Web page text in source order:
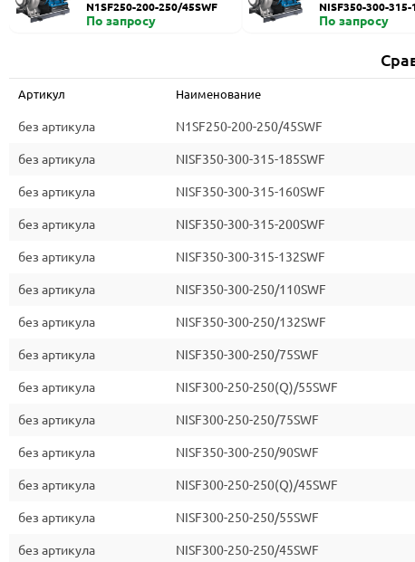
N1SF250-200-250/45SWF
По запросу
NISF350-300-315-
По запросу
Артикул Наименование
без артикула N1SF250-200-250/45SWF
без артикула NISF350-300-315-185SWF
без артикула NISF350-300-315-160SWF
без артикула NISF350-300-315-200SWF
без артикула NISF350-300-315-132SWF
без артикула NISF350-300-250/110SWF
без артикула NISF350-300-250/132SWF
без артикула NISF350-300-250/75SWF
без артикула NISF300-250-250(Q)/55SWF
без артикула NISF300-250-250/75SWF
без артикула NISF350-300-250/90SWF
без артикула NISF300-250-250(Q)/45SWF
без артикула NISF300-250-250/55SWF
без артикула NISF300-250-250/45SWF